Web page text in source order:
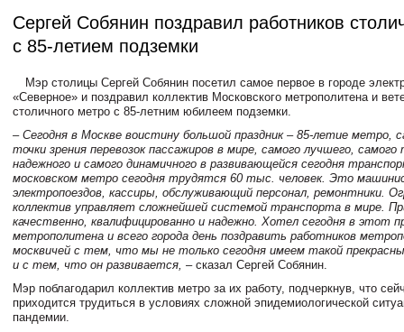
Сергей Собянин поздравил работников
с 85-летием подземки
Мэр столицы Сергей Собянин посетил самое первое в городе
«Северное» и поздравил коллектив Московского метрополитена и
столичного метро с 85-летним юбилеем подземки.
– Сегодня в Москве воистину большой праздник – 85-летие метро,
точки зрения перевозок пассажиров в мире, самого лучшего, самого
надежного и самого динамичного в развивающейся сегодня
московском метро сегодня трудятся 60 тыс. человек. Это
электропоездов, кассиры, обслуживающий персонал, ремонтники.
коллектив управляет сложнейшей системой транспорта в мире.
качественно, квалифицированно и надежно. Хотел сегодня в этот
метрополитена и всего города день поздравить работников
москвичей с тем, что мы не только сегодня имеем такой
и с тем, что он развивается, – сказал Сергей Собянин.
Мэр поблагодарил коллектив метро за их работу, подчеркнув, что
приходится трудиться в условиях сложной эпидемиологической
пандемии.